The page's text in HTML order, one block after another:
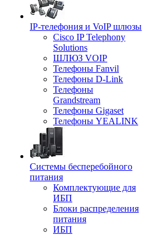
IP-телефония и VoIP шлюзы
Cisco IP Telephony
Solutions
ШЛЮЗ VOIP
Телефоны Fanvil
Телефоны D-Link
Телефоны
Grandstream
Телефоны Gigaset
Телефоны YEALINK
Системы бесперебойного
питания
Комплектующие для
ИБП
Блоки распределения
питания
ИБП